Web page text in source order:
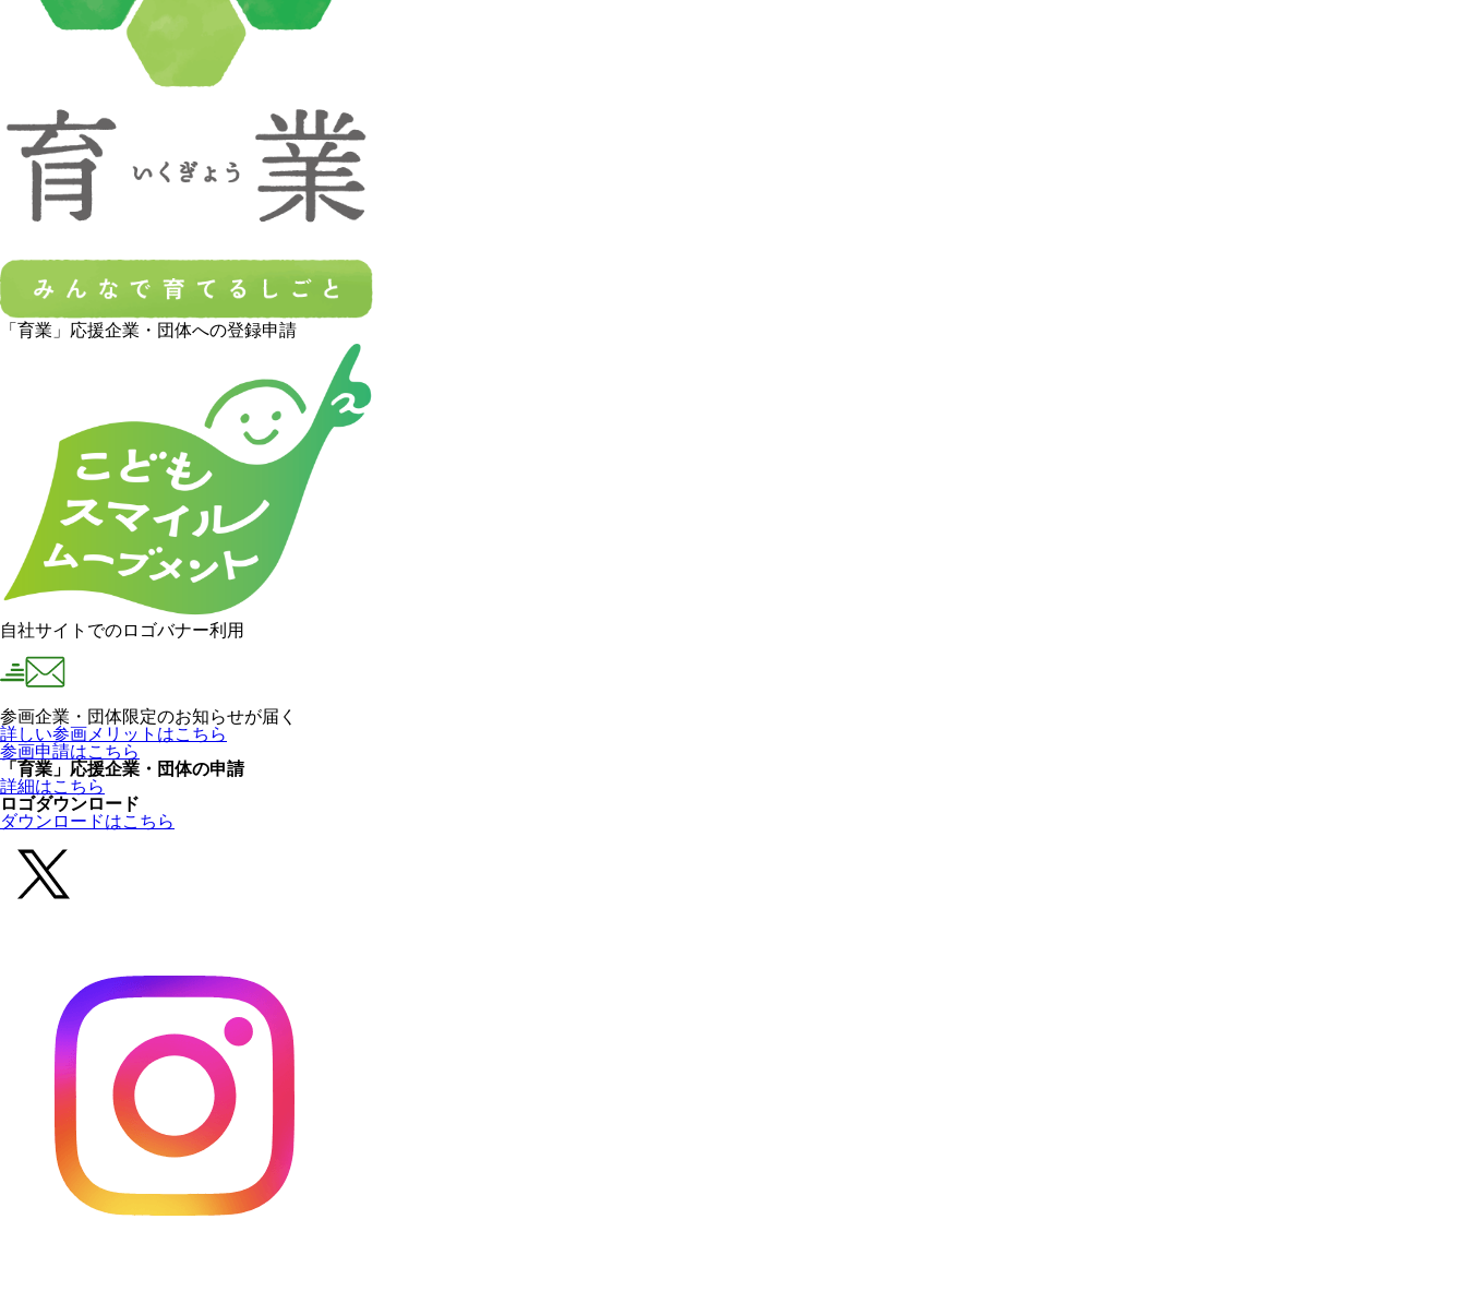
「育業」応援企業・団体への登録申請
自社サイトでのロゴバナー利用
参画企業・団体限定のお知らせが届く
詳しい参画メリットはこちら
参画申請はこちら
「育業」応援企業・団体の申請
詳細はこちら
ロゴダウンロード
ダウンロードはこちら